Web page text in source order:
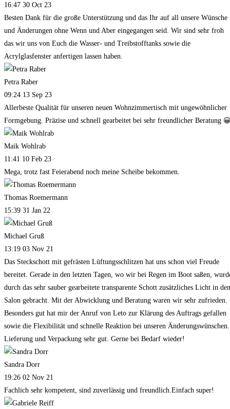
16:47 30 Oct 23
Besten Dank für die große Unterstützung und das Ihr auf all unsere Wünsche
und Änderungen ohne Wenn und Aber eingegangen seid. Wir sind sehr froh
das wir uns von Euch die Wasser- und Treibstofftanks sowie die
Acrylglasfenster anfertigen lassen haben.
Petra Raber
09:24 13 Sep 23
Allerbeste Qualität für unseren neuen Wohnzimmertisch mit ungewöhnlicher
Formgebung. Präzise und schnell gearbeitet bei sehr freundlicher Beratung
Maik Wohlrab
11:41 10 Feb 23
Mega, trotz fast Feierabend noch meine Scheibe bekommen.
Thomas Roemermann
15:39 31 Jan 22
Michael Gruß
13:19 03 Nov 21
Das Steckschott mit gefrästen Lüftungsschlitzen hat uns schon viel Freude
bereitet. Gerade in den letzten Tagen, wo wir bei Regen im Boot saßen,
durch das sehr sauber gearbeitete transparente Schott zusätzliches Licht in den
Salon gebracht. Mit der Abwicklung und Beratung waren wir sehr zufrieden.
Besonders gut hat mir der Anruf von Leto zur Klärung des Auftrags gefallen
sowie die Flexibilität und schnelle Reaktion bei unseren Änderungswünschen.
Lieferung und Verpackung sehr gut. Gerne bei Bedarf wieder!
Sandra Dorr
19:26 02 Nov 21
Fachlich sehr kompetent, sind zuverlässig und freundlich.Einfach super!